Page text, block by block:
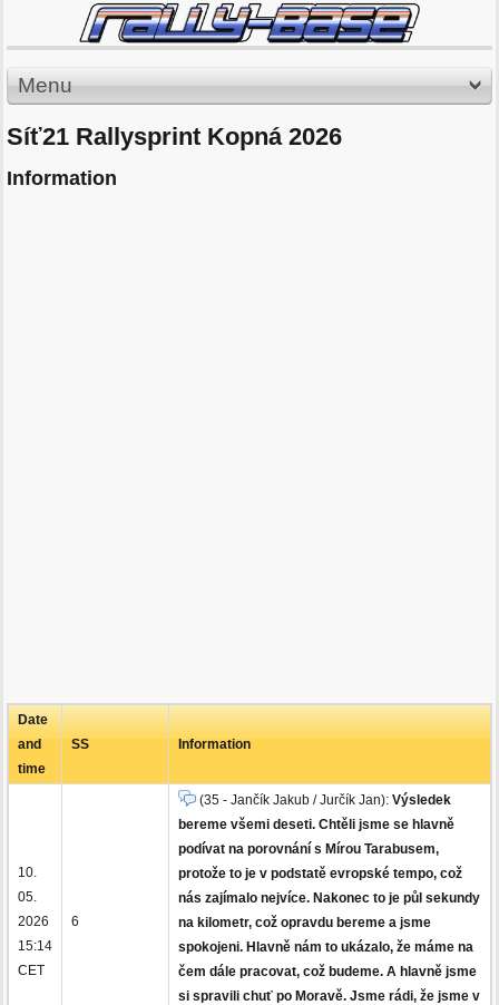
Menu
Síť21 Rallysprint Kopná 2026
Information
Date
and
time
SS Information
10.
05.
2026
15:14
CET
6
(35 - Jančík Jakub / Jurčík Jan): Výsledek
bereme všemi deseti. Chtěli jsme se hlavně
podívat na porovnání s Mírou Tarabusem,
protože to je v podstatě evropské tempo, což
nás zajímalo nejvíce. Nakonec to je půl sekundy
na kilometr, což opravdu bereme a jsme
spokojeni. Hlavně nám to ukázalo, že máme na
čem dále pracovat, což budeme. A hlavně jsme
si spravili chuť po Moravě. Jsme rádi, že jsme v